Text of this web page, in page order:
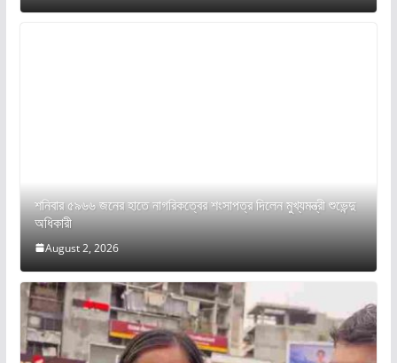
শনিবার ৫৯৬৬ জনের হাতে নাগরিকত্বের শংসাপত্র দিলেন মুখ্যমন্ত্রী শুভেন্দু
অধিকারী
August 2, 2026